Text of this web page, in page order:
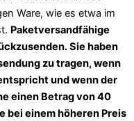
Ware, wie es etwa im
Paketversandfähige
Sie haben
zu tragen, wenn
und wenn der
einen Betrag von 40
bei einem höheren Preis